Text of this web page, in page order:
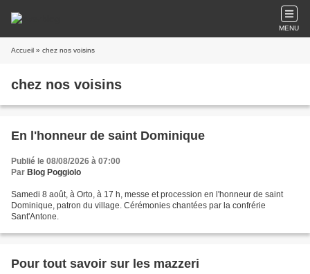
MENU
Accueil » chez nos voisins
chez nos voisins
En l'honneur de saint Dominique
Publié le 08/08/2026 à 07:00
Par Blog Poggiolo
Samedi 8 août, à Orto, à 17 h, messe et procession en l'honneur de saint
Dominique, patron du village. Cérémonies chantées par la confrérie
Sant'Antone.
Pour tout savoir sur les mazzeri